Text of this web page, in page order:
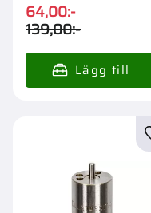
64,00:-
139,00:-